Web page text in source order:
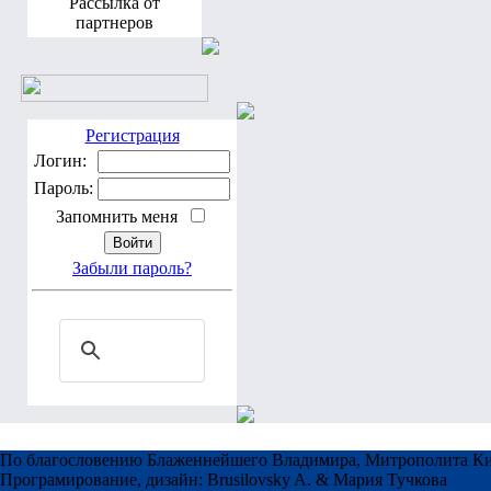
партнеров
Регистрация
Логин:
Пароль:
Запомнить меня
Забыли пароль?
По благословению Блаженнейшего Владимира, Митрополита
Програмирование, дизайн: Brusilovsky A. & Мария Тучкова